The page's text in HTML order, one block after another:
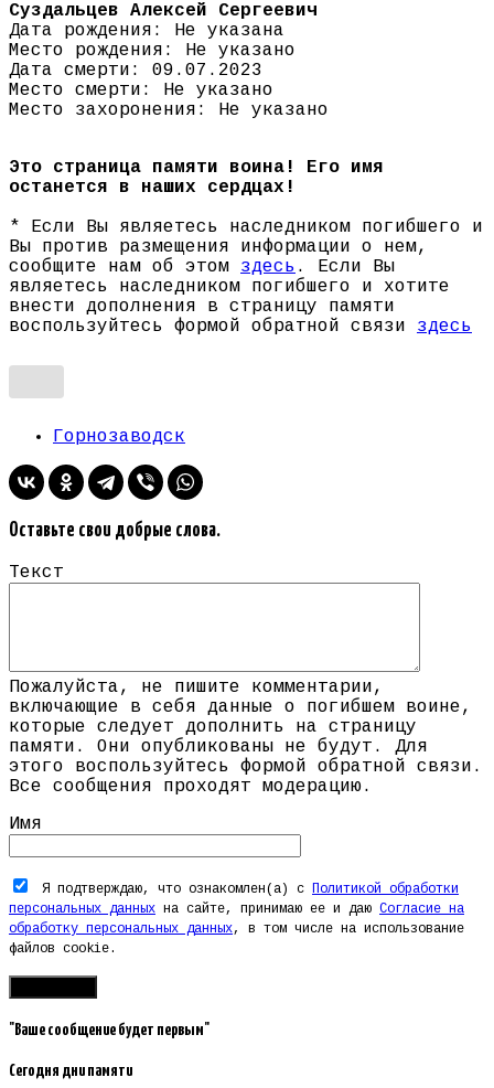
Суздальцев Алексей Сергеевич
Дата рождения: Не указана
Место рождения: Не указано
Дата смерти: 09.07.2023
Место смерти: Не указано
Место захоронения: Не указано
Это страница памяти воина! Его имя
останется в наших сердцах!
* Если Вы являетесь наследником погибшего и
Вы против размещения информации о нем,
сообщите нам об этом здесь . Если Вы
являетесь наследником погибшего и хотите
внести дополнения в страницу памяти
воспользуйтесь формой обратной связи здесь
Горнозаводск
Оставьте свои добрые слова.
Текст
Пожалуйста, не пишите комментарии,
включающие в себя данные о погибшем воине,
которые следует дополнить на страницу
памяти. Они опубликованы не будут. Для
этого воспользуйтесь формой обратной связи.
Все сообщения проходят модерацию.
Имя
Я подтверждаю, что ознакомлен(а) с
Политикой обработки
персональных данных на сайте, принимаю ее и даю Согласие на
обработку персональных данных, в том числе на использование
файлов cookie.
"Ваше сообщение будет первым"
Сегодня дни памяти